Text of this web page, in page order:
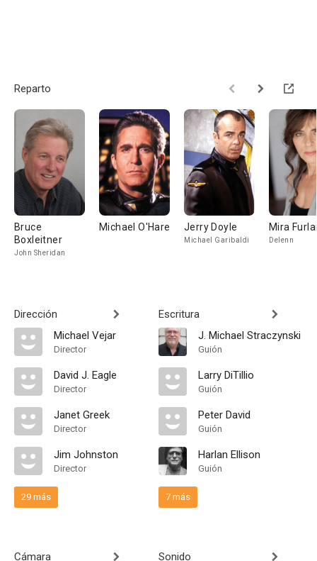
Reparto
Bruce
Boxleitner
John Sheridan
Michael O'Hare Jerry Doyle
Michael Garibaldi
Mira
Delenn
Dirección
Michael Vejar
Director
David J. Eagle
Director
Janet Greek
Director
Jim Johnston
Director
29 más
Cámara
Escritura
J. Michael Straczynski
Guión
Larry DiTillio
Guión
Peter David
Guión
Harlan Ellison
Guión
7 más
Sonido